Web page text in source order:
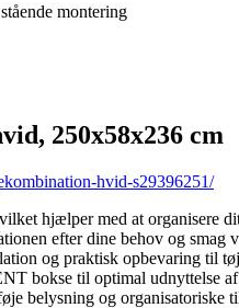
montering
250x58x236 cm
hvid-s29396251/
hjælper med at organisere
efter dine behov og smag
og praktisk opbevaring til
bokse til optimal udnyttelse
belysning og organisatoriske